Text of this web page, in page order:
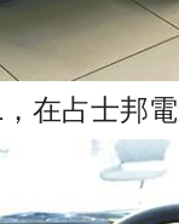
在占士邦